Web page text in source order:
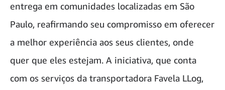
entrega em comunidades localizadas em São
Paulo, reafirmando seu compromisso em oferecer
a melhor experiência aos seus clientes, onde
quer que eles estejam. A iniciativa, que conta
com os serviços da transportadora Favela LLog,